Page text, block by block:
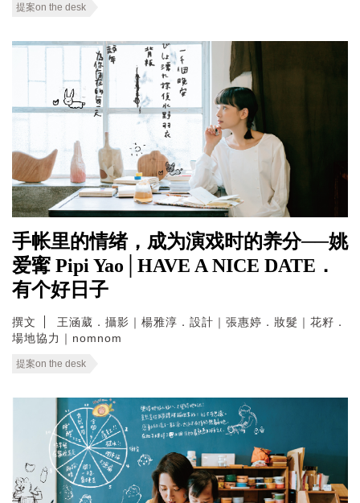
提案on the desk
手帐里的情绪，成为演戏时的养分──姚
爱寗 Pipi Yao│HAVE A NICE DATE．
有个好日子
撰文
王涵葳．攝影｜楊雅淳．設計｜張惠婷．妝髮｜花籽．
場地協力｜nomnom
提案on the desk